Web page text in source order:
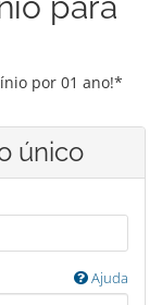
por 01 ano!*
único
Ajuda